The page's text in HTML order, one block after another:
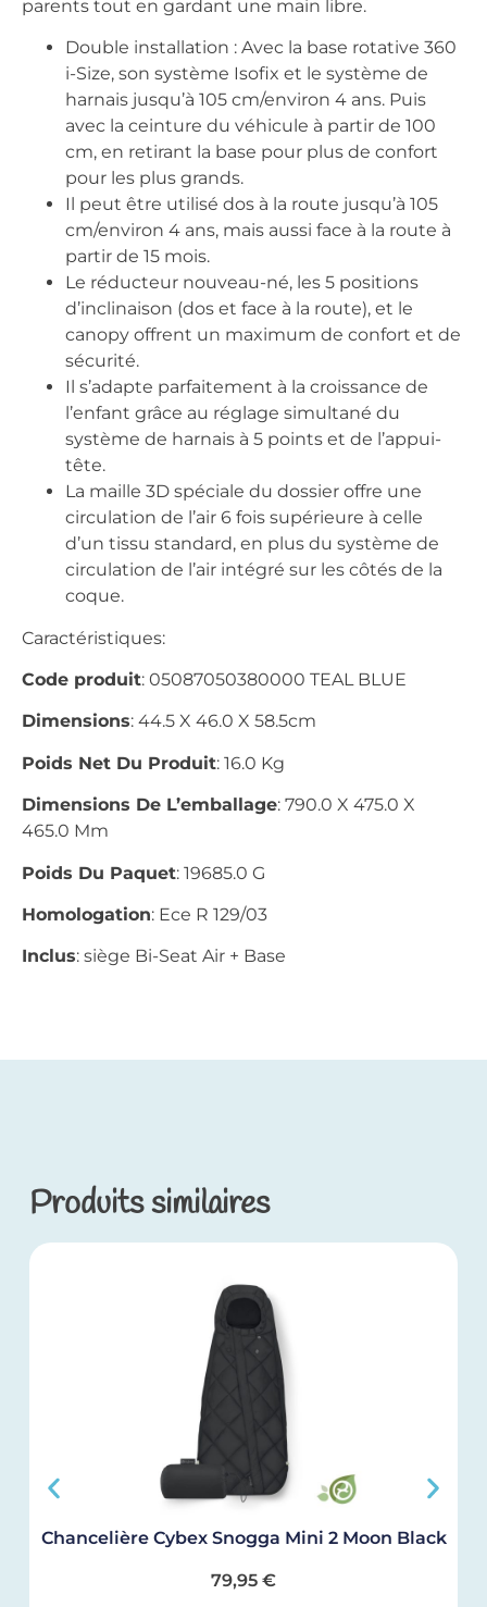
parents tout en gardant une main libre.
Double installation : Avec la base rotative 360
i-Size, son système Isofix et le système de
harnais jusqu’à 105 cm/environ 4 ans. Puis
avec la ceinture du véhicule à partir de 100
cm, en retirant la base pour plus de confort
pour les plus grands.
Il peut être utilisé dos à la route jusqu’à 105
cm/environ 4 ans, mais aussi face à la route à
partir de 15 mois.
Le réducteur nouveau-né, les 5 positions
d’inclinaison (dos et face à la route), et le
canopy offrent un maximum de confort et de
sécurité.
Il s’adapte parfaitement à la croissance de
l’enfant grâce au réglage simultané du
système de harnais à 5 points et de l’appui-
tête.
La maille 3D spéciale du dossier offre une
circulation de l’air 6 fois supérieure à celle
d’un tissu standard, en plus du système de
circulation de l’air intégré sur les côtés de la
coque.
Caractéristiques:
Code produit: 05087050380000 TEAL BLUE
Dimensions: 44.5 X 46.0 X 58.5cm
Poids Net Du Produit: 16.0 Kg
Dimensions De L’emballage: 790.0 X 475.0 X
465.0 Mm
Poids Du Paquet: 19685.0 G
Homologation: Ece R 129/03
Inclus: siège Bi-Seat Air + Base
Produits similaires
Chancelière Cybex Snogga Mini 2 Moon Black
79,95 €